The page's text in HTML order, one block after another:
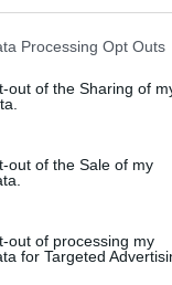
website/app uses
visit or usage
to Google and its
below specified
Processing Opt Outs
out of the Sharing of
out of the Sale of my
out of processing my
for Targeted